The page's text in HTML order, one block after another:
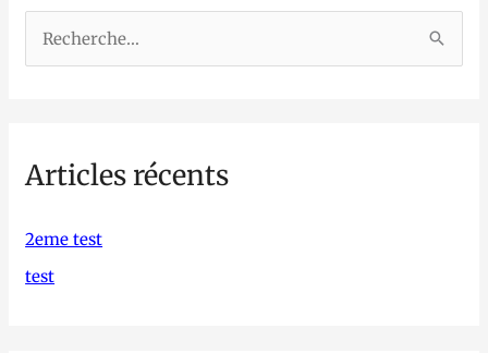
e
c
h
Articles récents
2eme test
test